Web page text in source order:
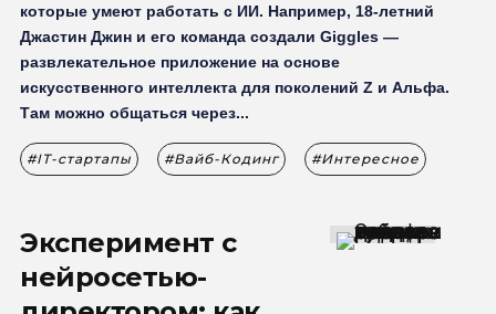
которые умеют работать с ИИ. Например, 18-летний
Джастин Джин и его команда создали Giggles —
развлекательное приложение на основе
искусственного интеллекта для поколений Z и Альфа.
Там можно общаться через...
IT-стартапы Вайб-Кодинг Интересное
Эксперимент с
нейросетью-